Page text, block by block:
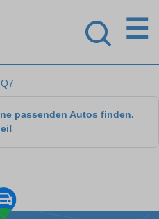
☰
Q7
passenden Autos finden.